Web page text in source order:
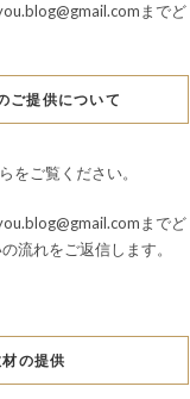
までど
ご提供について
をご覧ください。
までど
流れをご返信します。
の提供